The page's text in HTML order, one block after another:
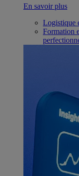
En savoir plus
Logistique
Formation